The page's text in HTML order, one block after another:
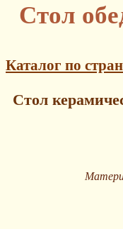
Стол
Каталог по
Стол